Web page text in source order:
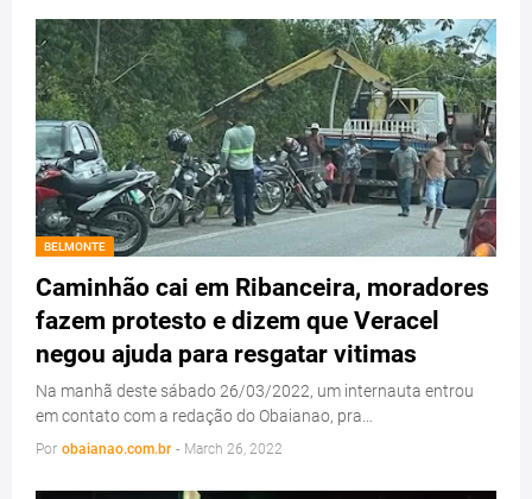
BELMONTE
Caminhão cai em Ribanceira, moradores
fazem protesto e dizem que Veracel
negou ajuda para resgatar vitimas
Na manhã deste sábado 26/03/2022, um internauta entrou
em contato com a redação do Obaianao, pra…
Por obaianao.com.br - March 26, 2022